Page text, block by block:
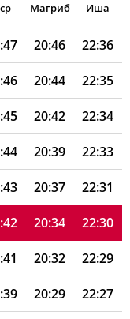
Магриб Иша
20:46 22:36
20:44 22:35
20:42 22:34
20:39 22:33
20:37 22:31
20:34 22:30
20:32 22:29
20:29 22:27